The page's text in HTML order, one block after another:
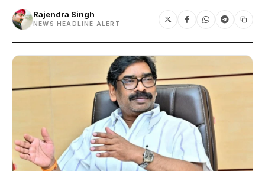
Rajendra Singh
NEWS HEADLINE ALERT